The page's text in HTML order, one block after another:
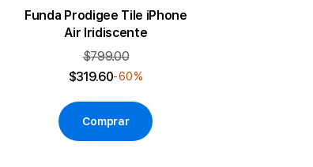
Funda Prodigee Tile iPhone
Air Iridiscente
$799.00
$319.60-60%
Comprar